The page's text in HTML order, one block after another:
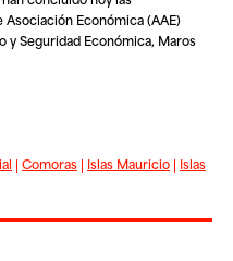
Económica (AAE)
Seguridad Económica, Maros
| Comoras| Islas Mauricio| Islas